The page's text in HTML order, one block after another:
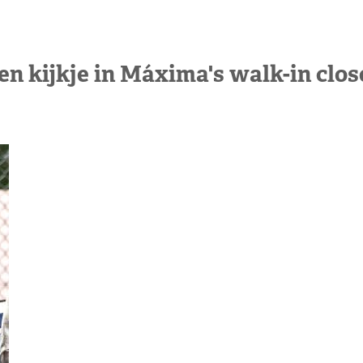
kijkje in Máxima's walk-in